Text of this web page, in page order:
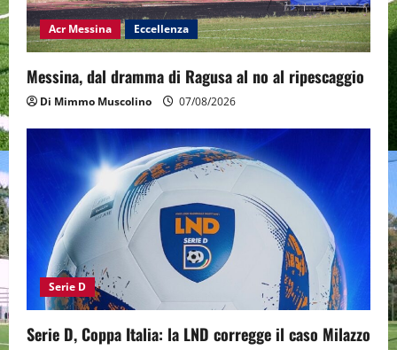
Acr Messina Eccellenza
Messina, dal dramma di Ragusa al no al ripescaggio
Di Mimmo Muscolino 07/08/2026
Serie D
Serie D, Coppa Italia: la LND corregge il caso Milazzo